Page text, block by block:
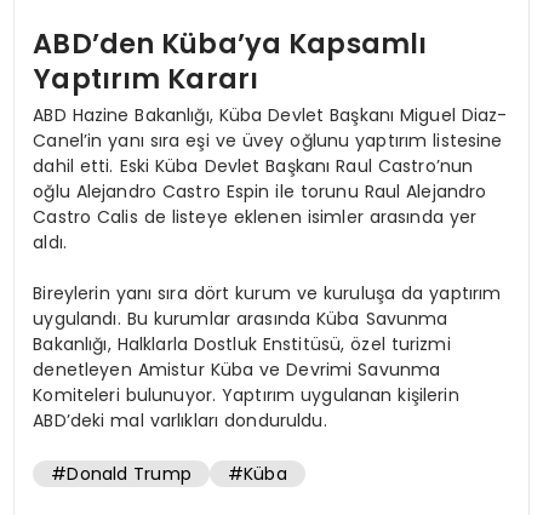
ABD’den Küba’ya Kapsamlı
Yaptırım Kararı
ABD Hazine Bakanlığı, Küba Devlet Başkanı Miguel Diaz-
Canel’in yanı sıra eşi ve üvey oğlunu yaptırım listesine
dahil etti. Eski Küba Devlet Başkanı Raul Castro’nun
oğlu Alejandro Castro Espin ile torunu Raul Alejandro
Castro Calis de listeye eklenen isimler arasında yer
aldı.
Bireylerin yanı sıra dört kurum ve kuruluşa da yaptırım
uygulandı. Bu kurumlar arasında Küba Savunma
Bakanlığı, Halklarla Dostluk Enstitüsü, özel turizmi
denetleyen Amistur Küba ve Devrimi Savunma
Komiteleri bulunuyor. Yaptırım uygulanan kişilerin
ABD’deki mal varlıkları donduruldu.
#Donald Trump #Küba